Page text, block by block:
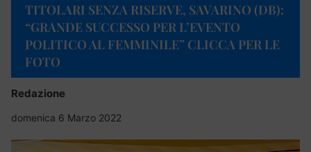
TITOLARI SENZA RISERVE, SAVARINO (DB):
“GRANDE SUCCESSO PER L’EVENTO
POLITICO AL FEMMINILE” CLICCA PER LE
FOTO
Redazione
domenica 6 Marzo 2022